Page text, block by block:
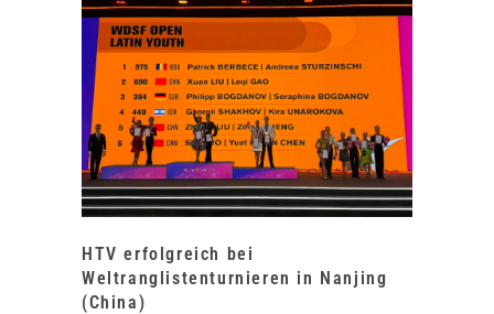
HTV erfolgreich bei
Weltranglistenturnieren in Nanjing
(China)